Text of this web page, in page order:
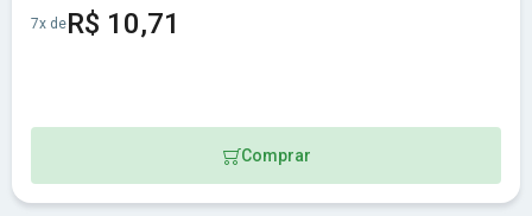
7x deR$ 10,71
Comprar